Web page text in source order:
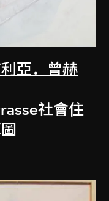
亞．曾赫
社會住